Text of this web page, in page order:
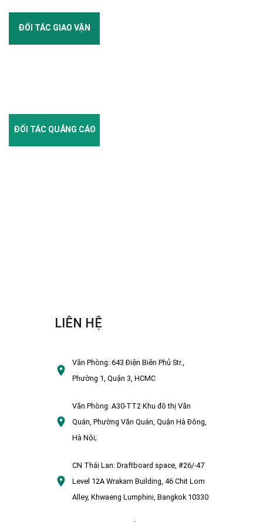
ĐỐI TÁC GIAO VẬN
ĐỐI TÁC QUẢNG CÁO
LIÊN HỆ
Văn Phòng:643 Điện Biên Phủ Str.,
Phường 1, Quận 3, HCMC
Văn Phòng:A30-TT2 Khu đô thị Văn
Quán, Phường Văn Quán, Quận Hà Đông,
Hà Nội;
CN Thái Lan: Draftboard space, #26/-47
Level 12A Wrakarn Building, 46 Chit Lom
Alley, Khwaeng Lumphini, Bangkok 10330